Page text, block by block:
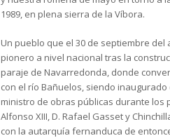
1989, en plena sierra de la Víbora.
Un pueblo que el 30 de septiembre del
pionero a nivel nacional tras la
paraje de Navarredonda, donde
con el río Bañuelos, siendo
ministro de obras públicas durante los
Alfonso XIII, D. Rafael Gasset y
con la autarquía fernanduca de